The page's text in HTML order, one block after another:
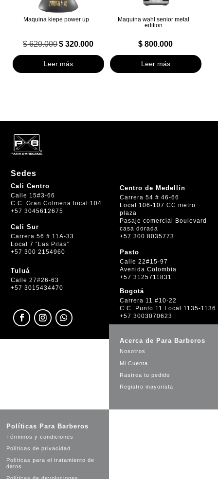
Maquina kiepe power up
$620.000 El
precio
$ 320.000El
precio
actual
Leer más
Maquina wahl senior metal
edition
$ 800.000
Leer más
Sedes
Cali Centro
Calle 15#3-66
C.C. Gran Colmena local 104
+57 3045612675
Cali Sur
Carrera 56 # 11A-33
Local 7 “Las Pilas”
+57 300 2154960
Tuluá
Calle 27#26-63
+57 3015434470
Centro de Medellín
Carrera 54 # 46-66
Local 106-107 CC metro
plaza
Pasaje comercial Boulevard
casa dorada
+57 300 8035773
Pasto
Calle 22#15-97
Avenida Colombia
+57 3125711831
Bogotá
Carrera 11 #10-22
C.C. Punto 11 Local 1135-1136
+57 3003070623
Acerca de Para Barberos
Nosotros
Mi Cuenta
Rastrea tu pedido
Registro mayorista
Políticas Para Barberos
Términos y condiciones
Políticas de privacidad
Políticas para el tratamiento de
datos